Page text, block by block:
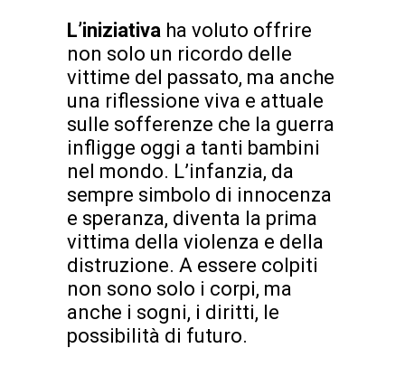
L’iniziativa ha voluto offrire
non solo un ricordo delle
vittime del passato, ma anche
una riflessione viva e attuale
sulle sofferenze che la guerra
infligge oggi a tanti bambini
nel mondo. L’infanzia, da
sempre simbolo di innocenza
e speranza, diventa la prima
vittima della violenza e della
distruzione. A essere colpiti
non sono solo i corpi, ma
anche i sogni, i diritti, le
possibilità di futuro.